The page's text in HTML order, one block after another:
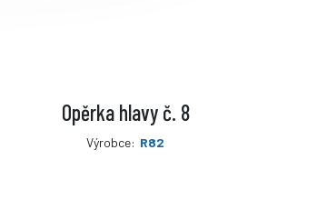
Opěrka hlavy č. 8
Výrobce: R82